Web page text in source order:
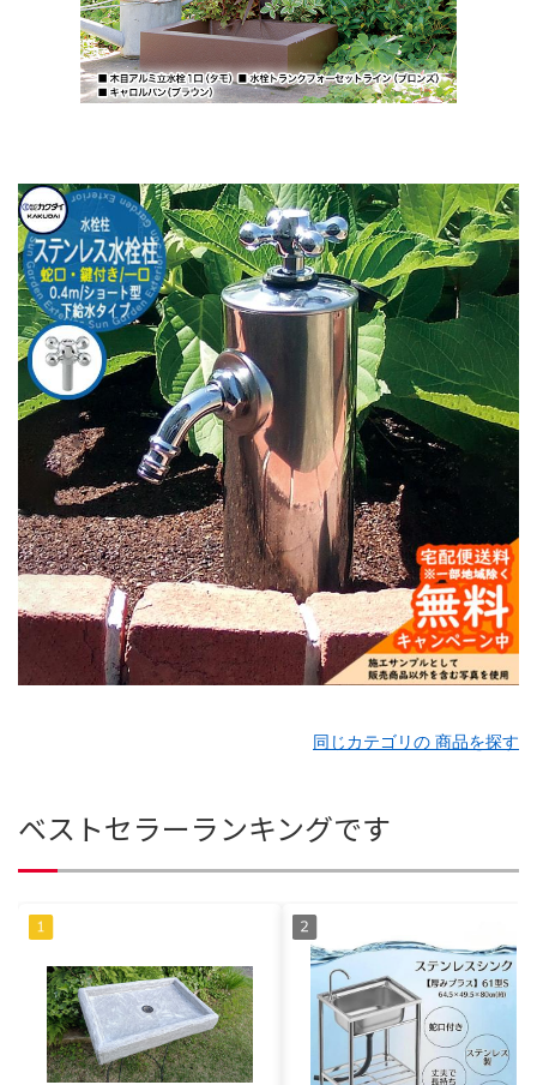
同じカテゴリの 商品を探す
ベストセラーランキングです